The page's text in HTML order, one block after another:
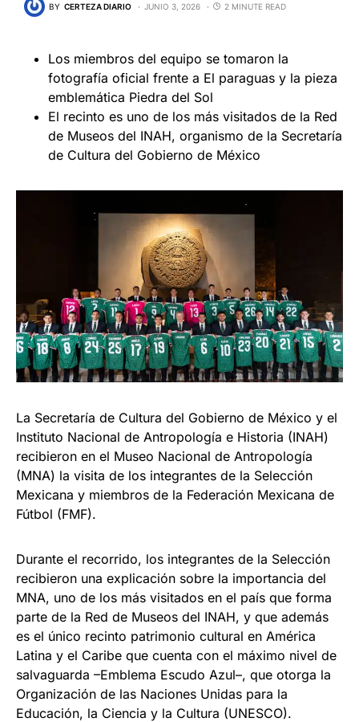
BY CERTEZA DIARIO JUNIO 3, 2026 2 MINUTE READ
Los miembros del equipo se tomaron la
fotografía oficial frente a El paraguas y la pieza
emblemática Piedra del Sol
⁠El recinto es uno de los más visitados de la Red
de Museos del INAH, organismo de la Secretaría
de Cultura del Gobierno de México
La Secretaría de Cultura del Gobierno de México y el
Instituto Nacional de Antropología e Historia (INAH)
recibieron en el Museo Nacional de Antropología
(MNA) la visita de los integrantes de la Selección
Mexicana y miembros de la Federación Mexicana de
Fútbol (FMF).
Durante el recorrido, los integrantes de la Selección
recibieron una explicación sobre la importancia del
MNA, uno de los más visitados en el país que forma
parte de la Red de Museos del INAH, y que además
es el único recinto patrimonio cultural en América
Latina y el Caribe que cuenta con el máximo nivel de
salvaguarda –Emblema Escudo Azul–, que otorga la
Organización de las Naciones Unidas para la
Educación, la Ciencia y la Cultura (UNESCO).